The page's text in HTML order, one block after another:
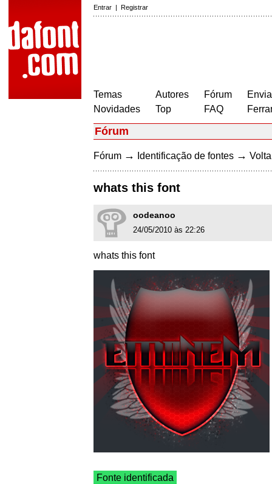
Entrar | Registrar
Temas
Novidades
Autores
Top
Fórum
FAQ
Fórum
Fórum → Identificação de fontes →
whats this font
oodeanoo
24/05/2010 às 22:26
whats this font
Fonte identificada